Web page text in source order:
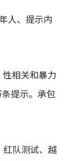
人、提示内
相关和暴力
提示。承包
红队测试、越